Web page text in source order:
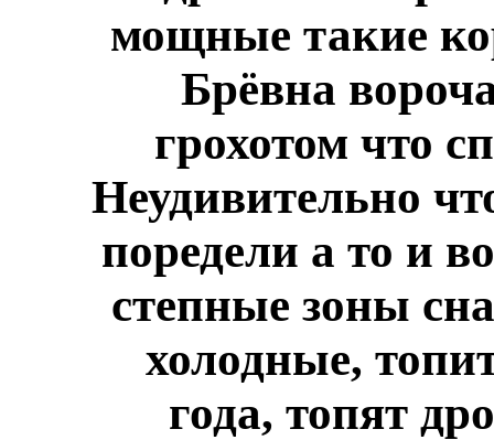
мощные такие
Брёвна
грохотом что
Неудивительно
поредели а то и
степные зоны
холодные,
года, топят